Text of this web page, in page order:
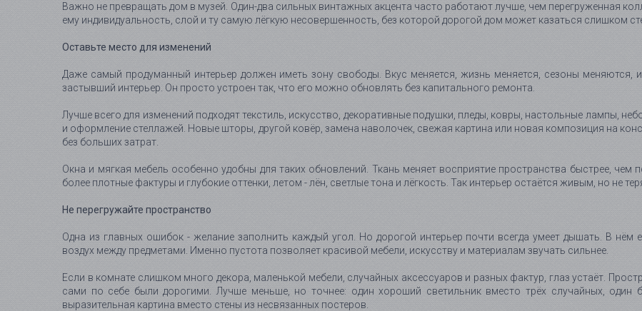
Важно не превращать дом в музей. Один-два сильных винтажных акцента часто работают лучше, чем перегруженная
ему индивидуальность, слой и ту самую лёгкую несовершенность, без которой дорогой дом может казаться слишком
Оставьте место для изменений
Даже самый продуманный интерьер должен иметь зону свободы. Вкус меняется, жизнь меняется, сезоны меняются,
застывший интерьер. Он просто устроен так, что его можно обновлять без капитального ремонта.
Лучше всего для изменений подходят текстиль, искусство, декоративные подушки, пледы, ковры, настольные лампы,
и оформление стеллажей. Новые шторы, другой ковёр, замена наволочек, свежая картина или новая композиция на
без больших затрат.
Окна и мягкая мебель особенно удобны для таких обновлений. Ткань меняет восприятие пространства быстрее,
более плотные фактуры и глубокие оттенки, летом - лён, светлые тона и лёгкость. Так интерьер остаётся живым, но не
Не перегружайте пространство
Одна из главных ошибок - желание заполнить каждый угол. Но дорогой интерьер почти всегда умеет дышать. В нём
воздух между предметами. Именно пустота позволяет красивой мебели, искусству и материалам звучать сильнее.
Если в комнате слишком много декора, маленькой мебели, случайных аксессуаров и разных фактур, глаз устаёт.
сами по себе были дорогими. Лучше меньше, но точнее: один хороший светильник вместо трёх случайных, один
выразительная картина вместо стены из несвязанных постеров.